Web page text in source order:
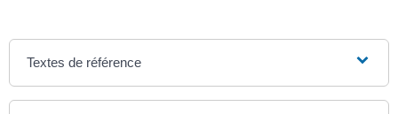
Textes de référence